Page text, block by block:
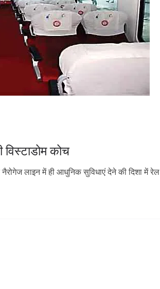
कोच
लाइन में ही आधुनिक सुविधाएं देने की दिशा में रेल